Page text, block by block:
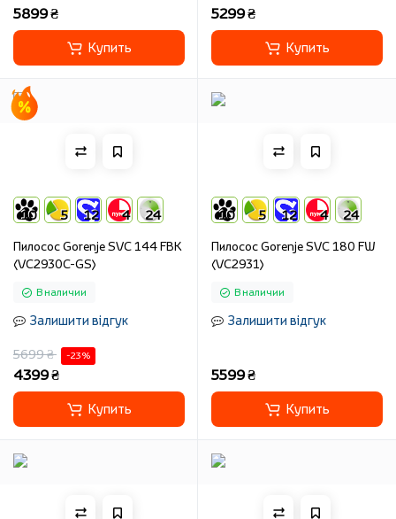
5899 ₴
Купить
5299 ₴
Купить
10 5 12 4 24
Пилосос Gorenje SVC 144 FBK
(VC2930C-GS)
В наличии
Залишити відгук
5699 ₴
-23 %
4399 ₴
Купить
10 5 12 4 24
Пилосос Gorenje SVC 180 FW
(VC2931)
В наличии
Залишити відгук
5599 ₴
Купить